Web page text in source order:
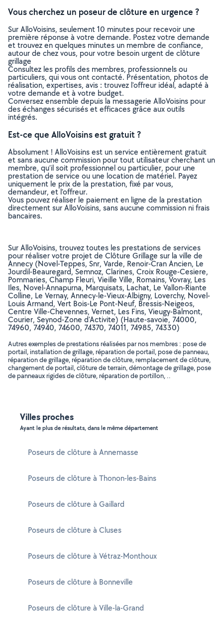
Vous cherchez un poseur de clôture en urgence ?
Sur AlloVoisins, seulement 10 minutes pour recevoir une
première réponse à votre demande. Postez votre demande
et trouvez en quelques minutes un membre de confiance,
autour de chez vous, pour votre besoin urgent de clôture
grillage
Consultez les profils des membres, professionnels ou
particuliers, qui vous ont contacté. Présentation, photos de
réalisation, expertises, avis : trouvez l'offreur idéal, adapté à
votre demande et à votre budget.
Conversez ensemble depuis la messagerie AlloVoisins pour
des échanges sécurisés et efficaces grâce aux outils
intégrés.
Est-ce que AlloVoisins est gratuit ?
Absolument ! AlloVoisins est un service entièrement gratuit
et sans aucune commission pour tout utilisateur cherchant un
membre, qu’il soit professionnel ou particulier, pour une
prestation de service ou une location de matériel. Payez
uniquement le prix de la prestation, fixé par vous,
demandeur, et l’offreur.
Vous pouvez réaliser le paiement en ligne de la prestation
directement sur AlloVoisins, sans aucune commission ni frais
bancaires.
Sur AlloVoisins, trouvez toutes les prestations de services
pour réaliser votre projet de Clôture Grillage sur la ville de
Annecy (Novel-Teppes, Snr, Varde, Renoir-Cran Ancien, Le
Jourdil-Beauregard, Semnoz, Clarines, Croix Rouge-Cesiere,
Pommaries, Champ Fleuri, Vieille Ville, Romains, Vovray, Les
Iles, Novel-Annapurna, Marquisats, Lachat, Le Vallon-Riante
Colline, Le Vernay, Annecy-le-Vieux-Albigny, Loverchy, Novel-
Louis Armand, Vert Bois-Le Pont-Neuf, Bressis-Neigeos,
Centre Ville-Chevennes, Vernet, Les Fins, Vieugy-Balmont,
Courier, Seynod-Zone d'Activite) (Haute-savoie, 74000,
74960, 74940, 74600, 74370, 74011, 74985, 74330)
Autres exemples de prestations réalisées par nos membres : pose de
portail, installation de grillage, réparation de portail, pose de panneau,
réparation de grillage, réparation de clôture, remplacement de clôture,
changement de portail, clôture de terrain, démontage de grillage, pose
de panneaux rigides de clôture, réparation de portillon, ..
Villes proches
Ayant le plus de résultats, dans le même département
Poseurs de clôture à Annemasse
Poseurs de clôture à Thonon-les-Bains
Poseurs de clôture à Gaillard
Poseurs de clôture à Cluses
Poseurs de clôture à Vétraz-Monthoux
Poseurs de clôture à Bonneville
Poseurs de clôture à Ville-la-Grand